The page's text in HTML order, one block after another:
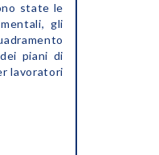
state le
gli
piani di
lavoratori